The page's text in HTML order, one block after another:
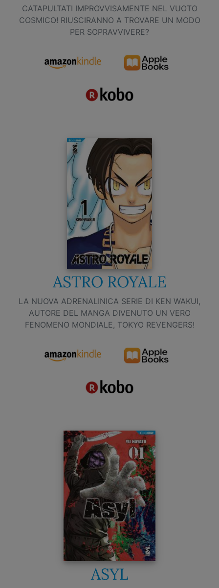
CATAPULTATI IMPROVVISAMENTE NEL VUOTO
COSMICO! RIUSCIRANNO A TROVARE UN MODO
PER SOPRAVVIVERE?
ASTRO ROYALE
LA NUOVA ADRENALINICA SERIE DI KEN WAKUI,
AUTORE DEL MANGA DIVENUTO UN VERO
FENOMENO MONDIALE, TOKYO REVENGERS!
ASYL